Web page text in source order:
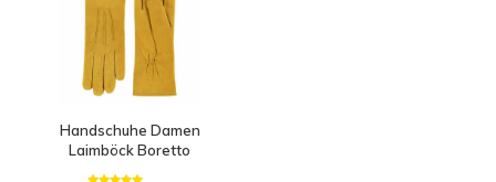
Handschuhe Damen
Laimböck Boretto